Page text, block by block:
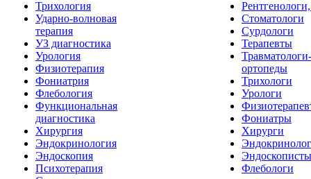
Трихология
Ударно-волновая
терапия
УЗ диагностика
Урология
Физиотерапия
Фониатрия
Флебология
Функциональная
диагностика
Хирургия
Эндокринология
Эндоскопия
Психотерапия
Стоматологи
Сурдологи
Терапевты
Травматологи-
ортопеды
Трихологи
Урологи
Фониатры
Хирурги
Эндоскописты
Флебологи